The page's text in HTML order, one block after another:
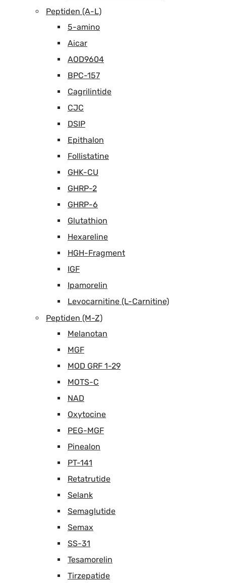
Peptiden (A-L)
5-amino
Aicar
AOD9604
BPC-157
Cagrilintide
CJC
DSIP
Epithalon
Follistatine
GHK-CU
GHRP-2
GHRP-6
Glutathion
Hexareline
HGH-Fragment
IGF
Ipamorelin
Levocarnitine (L-Carnitine)
Peptiden (M-Z)
Melanotan
MGF
MOD GRF 1-29
MOTS-C
NAD
Oxytocine
PEG-MGF
Pinealon
PT-141
Retatrutide
Selank
Semaglutide
Semax
SS-31
Tesamorelin
Tirzepatide